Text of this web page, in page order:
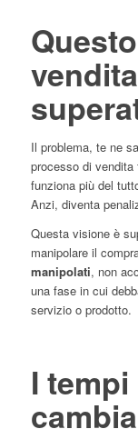
Il problema, te ne
processo di
funziona più del
Anzi, diventa
Questa visione è
manipolare il
manipolati, non
una fase in cui
servizio o prodotto.
I